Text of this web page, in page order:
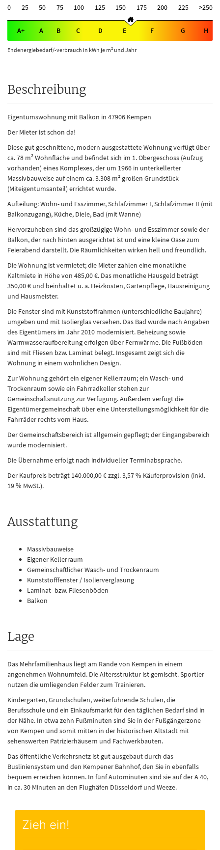
0 25 50 75 100 125 150 175 200 225 >250
A+ A B C D E F G H
Endenergiebedarf/-verbrauch in kWh je m² und Jahr
Beschreibung
Eigentumswohnung mit Balkon in 47906 Kempen
Der Mieter ist schon da!
Diese gut geschnittene, modern ausgestattete Wohnung verfügt über
ca. 78 m² Wohnfläche und befindet sich im 1. Obergeschoss (Aufzug
vorhanden) eines Komplexes, der um 1966 in unterkellerter
Massivbauweise auf einem ca. 3.308 m² großen Grundstück
(Miteigentumsanteil) errichtet wurde.
Aufteilung: Wohn- und Esszimmer, Schlafzimmer I, Schlafzimmer II (mit
Balkonzugang), Küche, Diele, Bad (mit Wanne)
Hervorzuheben sind das großzügige Wohn- und Esszimmer sowie der
Balkon, der nach hinten ausgerichtet ist und eine kleine Oase zum
Feierabend darstellt. Die Räumlichkeiten wirken hell und freundlich.
Die Wohnung ist vermietet; die Mieter zahlen eine monatliche
Kaltmiete in Höhe von 485,00 €. Das monatliche Hausgeld beträgt
350,00 € und beinhaltet u. a. Heizkosten, Gartenpflege, Hausreinigung
und Hausmeister.
Die Fenster sind mit Kunststoffrahmen (unterschiedliche Baujahre)
umgeben und mit Isolierglas versehen. Das Bad wurde nach Angaben
des Eigentümers im Jahr 2010 modernisiert. Beheizung sowie
Warmwasseraufbereitung erfolgen über Fernwärme. Die Fußböden
sind mit Fliesen bzw. Laminat belegt. Insgesamt zeigt sich die
Wohnung in einem wohnlichen Design.
Zur Wohnung gehört ein eigener Kellerraum; ein Wasch- und
Trockenraum sowie ein Fahrradkeller stehen zur
Gemeinschaftsnutzung zur Verfügung. Außerdem verfügt die
Eigentümergemeinschaft über eine Unterstellungsmöglichkeit für die
Fahrräder rechts vom Haus.
Der Gemeinschaftsbereich ist allgemein gepflegt; der Eingangsbereich
wurde modernisiert.
Die Übernahme erfolgt nach individueller Terminabsprache.
Der Kaufpreis beträgt 140.000,00 € zzgl. 3,57 % Käuferprovision (inkl.
19 % MwSt.).
Ausstattung
Massivbauweise
Eigener Kellerraum
Gemeinschaftlicher Wasch- und Trockenraum
Kunststofffenster / Isolierverglasung
Laminat- bzw. Fliesenböden
Balkon
Lage
Das Mehrfamilienhaus liegt am Rande von Kempen in einem
angenehmen Wohnumfeld. Die Altersstruktur ist gemischt. Sportler
nutzen die umliegenden Felder zum Trainieren.
Kindergärten, Grundschulen, weiterführende Schulen, die
Berufsschule und ein Einkaufsmarkt für den täglichen Bedarf sind in
der Nähe. In etwa zehn Fußminuten sind Sie in der Fußgängerzone
von Kempen und somit mitten in der historischen Altstadt mit
sehenswerten Patrizierhäusern und Fachwerkbauten.
Das öffentliche Verkehrsnetz ist gut ausgebaut durch das
Busliniensystem und den Kempener Bahnhof, den Sie in ebenfalls
bequem erreichen können. In fünf Autominuten sind sie auf der A 40,
in ca. 30 Minuten an den Flughäfen Düsseldorf und Weeze.
Zieh ein!